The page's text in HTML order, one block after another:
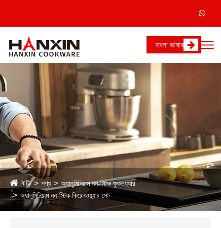
বাংলা ভাষার
বাড়ি পণ্য
অ্যালুমিনিয়াম নন-স্টিক কুকওয়্যার
অ্যালুমিনিয়াম নন-স্টিক কিচেনওয়্যার সেট